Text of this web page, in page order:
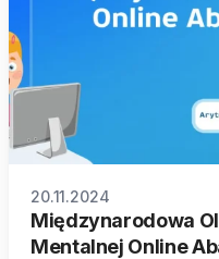
20.11.2024
Międzynarodowa
Mentalnej Online